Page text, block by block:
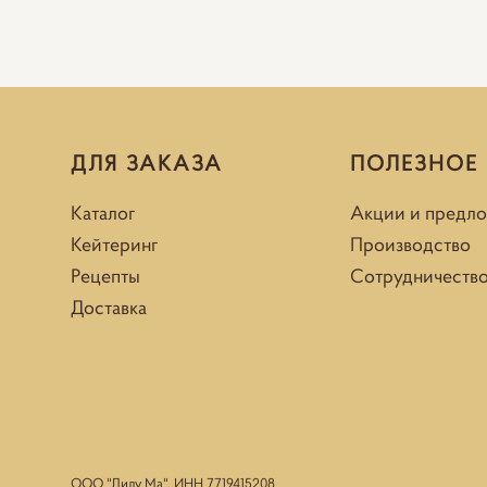
ДЛЯ ЗАКАЗА
Каталог
Кейтеринг
Рецепты
Доставка
ПОЛЕЗНОЕ
Акции и
Производство